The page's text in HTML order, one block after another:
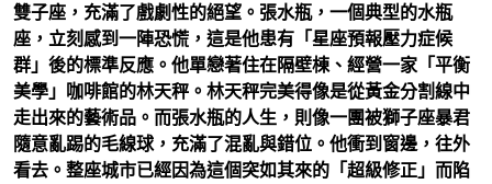
雙子座，充滿了戲劇性的絕望。張水瓶，一個典型的水瓶
座，立刻感到一陣恐慌，這是他患有「星座預報壓力症候
群」後的標準反應。他單戀著住在隔壁棟、經營一家「平衡
美學」咖啡館的林天秤。林天秤完美得像是從黃金分割線中
走出來的藝術品。而張水瓶的人生，則像一團被獅子座暴君
隨意亂踢的毛線球，充滿了混亂與錯位。他衝到窗邊，往外
看去。整座城市已經因為這個突如其來的「超級修正」而陷